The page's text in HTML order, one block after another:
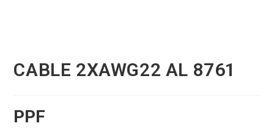
CABLE 2XAWG22 AL 8761
PPF